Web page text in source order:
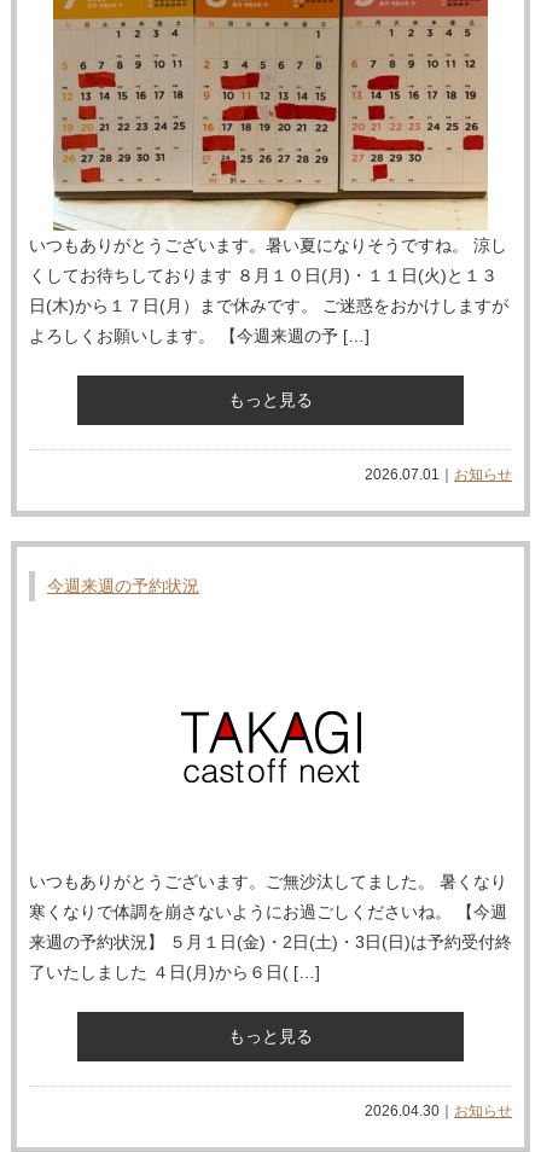
いつもありがとうございます。暑い夏になりそうですね。 涼し
くしてお待ちしております ８月１０日(月)・１１日(火)と１３
日(木)から１７日(月）まで休みです。 ご迷惑をおかけしますが
よろしくお願いします。 【今週来週の予 […]
もっと見る
2026.07.01｜ お知らせ
今週来週の予約状況
いつもありがとうございます。ご無沙汰してました。 暑くなり
寒くなりで体調を崩さないようにお過ごしくださいね。 【今週
来週の予約状況】 ５月１日(金)・2日(土)・3日(日)は予約受付終
了いたしました ４日(月)から６日( […]
もっと見る
2026.04.30｜ お知らせ